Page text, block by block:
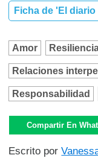
Ficha de 'El
Amor
Relaciones
Responsabilidad
Compartir En
Escrito por